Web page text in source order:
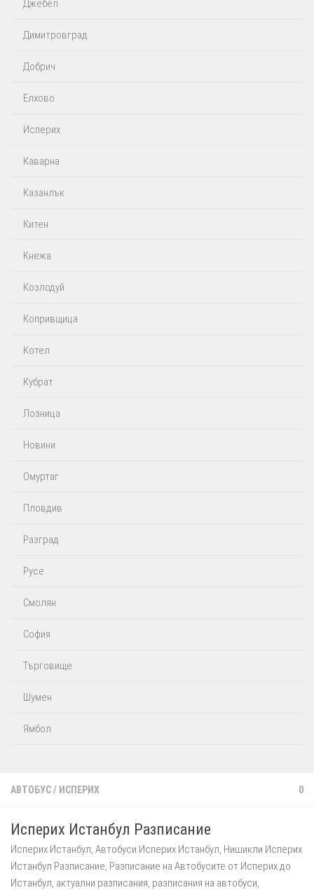
АВТОБУС/ ИСПЕРИХ 0
Исперих Истанбул Разписание
Исперих Истанбул, Автобуси Исперих Истанбул, Нишикли Исперих
Истанбул Разписание, Разписание на Автобусите от Исперих до
Истанбул, актуални разписания, разписания на автобуси,
Джебел
Димитровград
Добрич
Елхово
Исперих
Каварна
Казанлък
Китен
Кнежа
Козлодуй
Копривщица
Котел
Кубрат
Лозница
Новини
Омуртаг
Пловдив
Разград
Русе
Смолян
София
Търговище
Шумен
Ямбол